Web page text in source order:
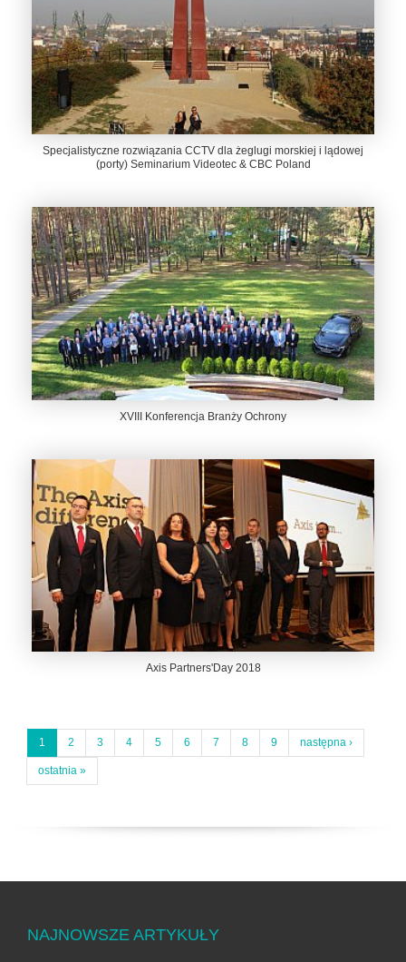
Specjalistyczne rozwiązania CCTV dla żeglugi morskiej i lądowej
(porty) Seminarium Videotec & CBC Poland
XVIII Konferencja Branży Ochrony
Axis Partners'Day 2018
1 2 3 4 5 6 7 8 9 następna ›
ostatnia »
NAJNOWSZE ARTYKUŁY